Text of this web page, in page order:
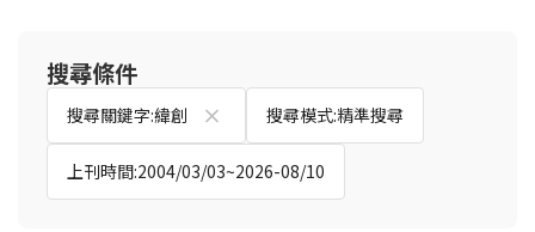
搜尋條件
搜尋關鍵字:緯創 搜尋模式:精準搜尋
上刊時間:2004/03/03~2026-08/10